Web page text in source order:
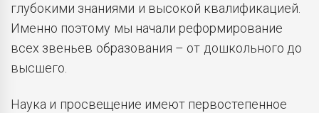
глубокими знаниями и высокой квалификацией.
Именно поэтому мы начали реформирование
всех звеньев образования – от дошкольного до
высшего.
Наука и просвещение имеют первостепенное